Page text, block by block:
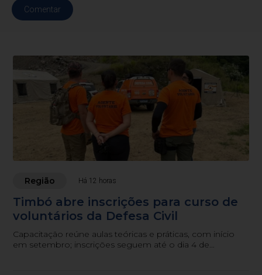
Comentar
Região Há 12 horas
Timbó abre inscrições para curso de
voluntários da Defesa Civil
Capacitação reúne aulas teóricas e práticas, com início
em setembro; inscrições seguem até o dia 4 de